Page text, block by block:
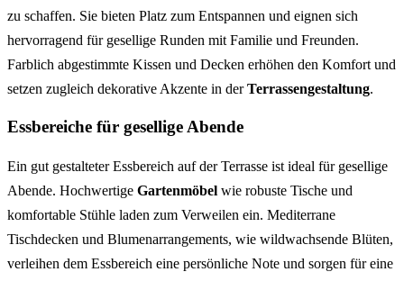
zu schaffen. Sie bieten Platz zum Entspannen und eignen sich
hervorragend für gesellige Runden mit Familie und Freunden.
Farblich abgestimmte Kissen und Decken erhöhen den Komfort und
setzen zugleich dekorative Akzente in derTerrassengestaltung.
Essbereiche für gesellige Abende
Ein gut gestalteter Essbereich auf der Terrasse ist ideal für gesellige
Abende. Hochwertige Gartenmöbel wie robuste Tische und
komfortable Stühle laden zum Verweilen ein. Mediterrane
Tischdecken und Blumenarrangements, wie wildwachsende Blüten,
verleihen dem Essbereich eine persönliche Note und sorgen für eine